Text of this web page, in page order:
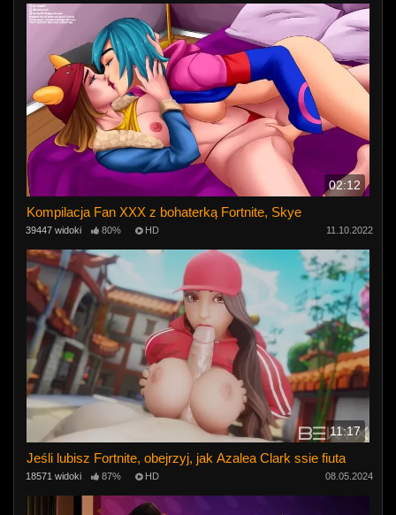
02:12
Kompilacja Fan XXX z bohaterką Fortnite, Skye
39447 widoki 80% HD 11.10.2022
11:17
Jeśli lubisz Fortnite, obejrzyj, jak Azalea Clark ssie fiuta
18571 widoki 87% HD 08.05.2024